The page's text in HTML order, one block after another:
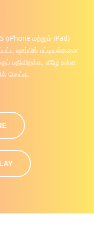
(iPhone மற்றும் iPad)
ஷாப்பிங் பட்டியல்களை
பதிவிறக்க, கீழே உள்ள
செய்க.